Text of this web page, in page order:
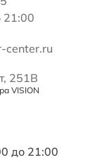
21:00
center.ru
251В
VISION
до 21:00